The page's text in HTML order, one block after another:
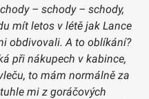
– schody – schody,
mít letos v létě jak Lance
obdivovali. A to oblíkání?
při nákupech v kabince,
to mám normálně za
mi z goráčových